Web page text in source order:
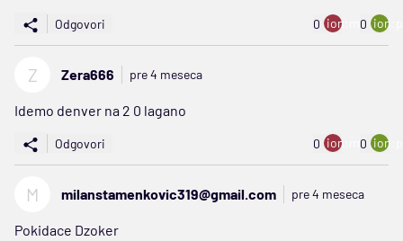
Odgovori 0 ion:minus
0
Z Zera666 pre 4 meseca
Idemo denver na 2 0 lagano
Odgovori 0 ion:minus
0
M milanstamenkovic319@gmail.com pre 4 meseca
Pokidace Dzoker